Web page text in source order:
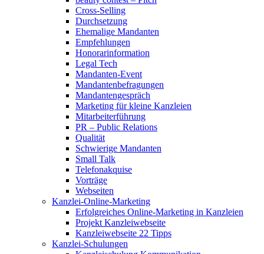
Cross-Selling
Durchsetzung
Ehemalige Mandanten
Empfehlungen
Honorarinformation
Legal Tech
Mandanten-Event
Mandantenbefragungen
Mandantengespräch
Marketing für kleine Kanzleien
Mitarbeiterführung
PR – Public Relations
Qualität
Schwierige Mandanten
Small Talk
Telefonakquise
Vorträge
Webseiten
Kanzlei-Online-Marketing
Erfolgreiches Online-Marketing in Kanzleien
Projekt Kanzleiwebseite
Kanzleiwebseite 22 Tipps
Kanzlei-Schulungen